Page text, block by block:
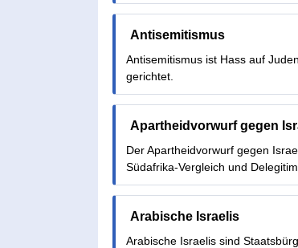
Antisemitismus
Antisemitismus ist Hass auf
gerichtet.
Apartheidvorwurf gegen
Der Apartheidvorwurf gegen
Südafrika-Vergleich und
Arabische Israelis
Arabische Israelis sind